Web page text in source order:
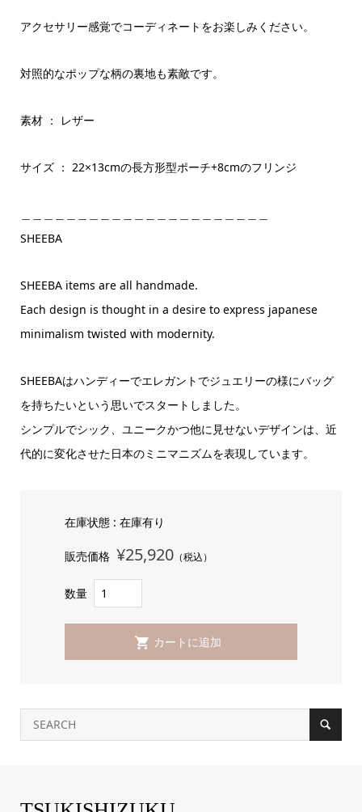
アクセサリー感覚でコーディネートをお楽しみください。
対照的なポップな柄の裏地も素敵です。
素材 ： レザー
サイズ ： 22×13cmの長方形型ポーチ+8cmのフリンジ
SHEEBA
SHEEBA items are all handmade.
Each design is thought in a desire to express japanese
minimalism twisted with modernity.
SHEEBAはハンディーでエレガントでジュエリーの様にバッグ
を持ちたいという思いでスタートしました。
シンプルでシック、ユニークかつ他に見せないデザインは、近
代的に変化させた日本のミニマニズムを表現しています。
在庫状態 : 在庫有り
販売価格 ¥25,920（税込）
数量